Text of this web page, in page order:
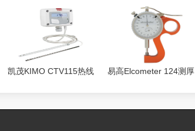
凯茂KIMO CTV115热线
易高Elcometer 124测厚